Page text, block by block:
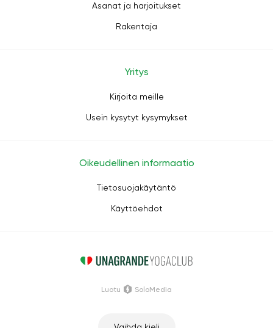
Asanat ja harjoitukset
Rakentaja
Yritys
Kirjoita meille
Usein kysytyt kysymykset
Oikeudellinen informaatio
Tietosuojakäytäntö
Käyttöehdot
Luotu SoloMedia